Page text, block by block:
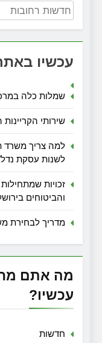
עכשיו
שמלות כלה
שירותי
למה צריך משרד
לשנות עסקת
זכויות
והביטוחים
מדריך לבחירת
מה אתם
עכשיו?
חדשות